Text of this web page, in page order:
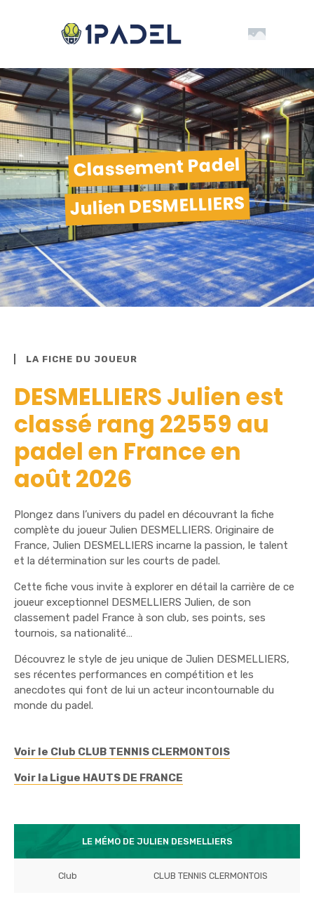
Classement Padel
Julien DESMELLIERS
LA FICHE DU JOUEUR
DESMELLIERS Julien est
classé rang 22559 au
padel en France en
août 2026
Plongez dans l’univers du padel en découvrant la fiche
complète du joueur Julien DESMELLIERS. Originaire de
France, Julien DESMELLIERS incarne la passion, le talent
et la détermination sur les courts de padel.
Cette fiche vous invite à explorer en détail la carrière de ce
joueur exceptionnel DESMELLIERS Julien, de son
classement padel France à son club, ses points, ses
tournois, sa nationalité…
Découvrez le style de jeu unique de Julien DESMELLIERS,
ses récentes performances en compétition et les
anecdotes qui font de lui un acteur incontournable du
monde du padel.
Voir le Club CLUB TENNIS CLERMONTOIS
Voir la Ligue HAUTS DE FRANCE
LE MÉMO DE JULIEN DESMELLIERS
Club CLUB TENNIS CLERMONTOIS